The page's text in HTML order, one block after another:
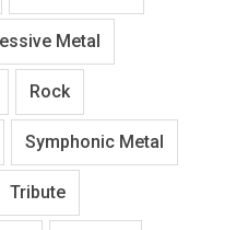
Metal
Rock
Symphonic Metal
Tribute